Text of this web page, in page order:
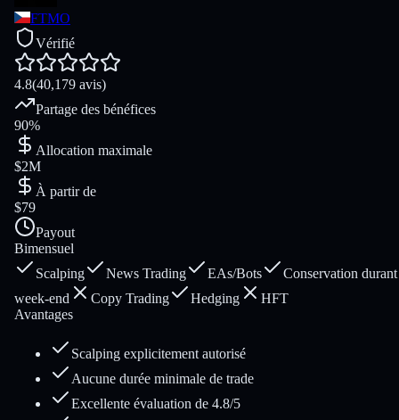
FTMO
Vérifié
4.8(40,179 avis)
Partage des bénéfices
90%
Allocation maximale
$2M
À partir de
$79
Payout
Bimensuel
Scalping
News Trading EAs/Bots
Conservation
week-end
Copy Trading Hedging
HFT
Avantages
Scalping explicitement autorisé
Aucune durée minimale de trade
Excellente évaluation de 4.8/5